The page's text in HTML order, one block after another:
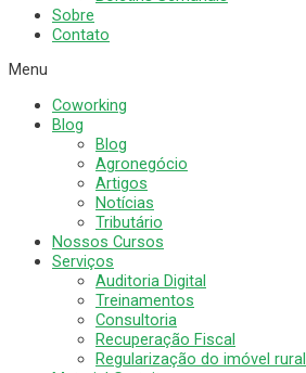
Sobre
Contato
Menu
Coworking
Blog
Blog
Agronegócio
Artigos
Notícias
Tributário
Nossos Cursos
Serviços
Auditoria Digital
Treinamentos
Consultoria
Recuperação Fiscal
Regularização do imóvel rural